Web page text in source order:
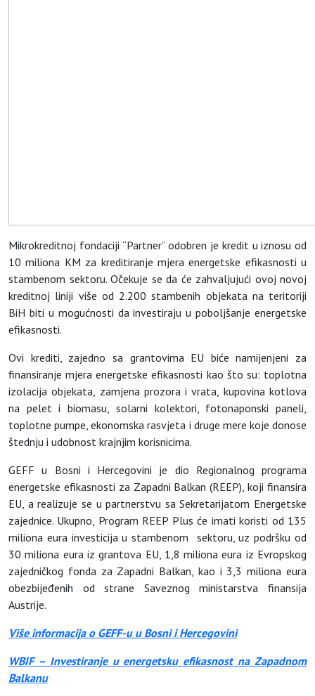
Mikrokreditnoj fondaciji “Partner” odobren je kredit u iznosu od
10 miliona KM za kreditiranje mjera energetske efikasnosti u
stambenom sektoru. Očekuje se da će zahvaljujući ovoj novoj
kreditnoj liniji više od 2.200 stambenih objekata na teritoriji
BiH biti u mogućnosti da investiraju u poboljšanje energetske
efikasnosti.
Ovi krediti, zajedno sa grantovima EU biće namijenjeni za
finansiranje mjera energetske efikasnosti kao što su: toplotna
izolacija objekata, zamjena prozora i vrata, kupovina kotlova
na pelet i biomasu, solarni kolektori, fotonaponski paneli,
toplotne pumpe, ekonomska rasvjeta i druge mere koje donose
štednju i udobnost krajnjim korisnicima.
GEFF u Bosni i Hercegovini je dio Regionalnog programa
energetske efikasnosti za Zapadni Balkan (REEP), koji finansira
EU, a realizuje se u partnerstvu sa Sekretarijatom Energetske
zajednice. Ukupno, Program REEP Plus će imati koristi od 135
miliona eura investicija u stambenom sektoru, uz podršku od
30 miliona eura iz grantova EU, 1,8 miliona eura iz Evropskog
zajedničkog fonda za Zapadni Balkan, kao i 3,3 miliona eura
obezbijeđenih od strane Saveznog ministarstva finansija
Austrije.
Više informacija o GEFF-u u Bosni i Hercegovini
WBIF – Investiranje u energetsku efikasnost na Zapadnom
Balkanu